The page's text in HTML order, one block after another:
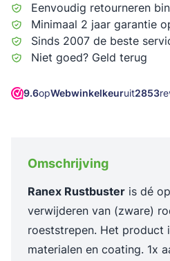
Eenvoudig retourneren
Minimaal 2 jaar garantie
Sinds 2007 de beste
Niet goed? Geld terug
9.6opWebwinkelkeuruit2853
Omschrijving
Ranex Rustbuster is dé
verwijderen van (zware)
roeststrepen. Het product
materialen en coating. 1x